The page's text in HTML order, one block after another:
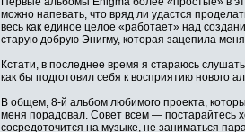
можно напевать, что вряд ли удастся
весь как единое целое «работает» над
старую добрую Энигму, которая зацепила
Кстати, в последнее время я стараюсь
как бы подготовил себя к восприятию нового
В общем, 8-й альбом любимого проекта,
меня порадовал. Совет всем — постарайтесь
сосредоточится на музыке, не заниматься